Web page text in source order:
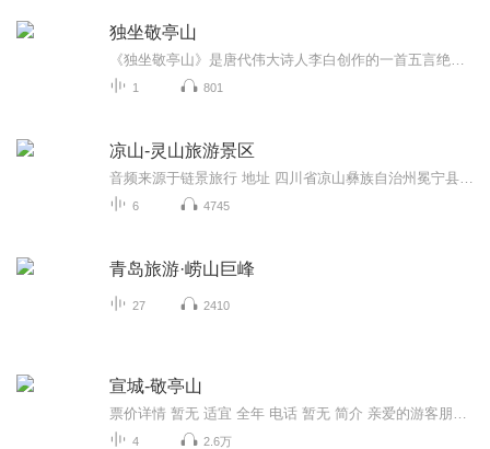
独坐敬亭山
1 801
凉山-灵山旅游景区
6 4745
青岛旅游·崂山巨峰
27 2410
宣城-敬亭山
4 2.6万